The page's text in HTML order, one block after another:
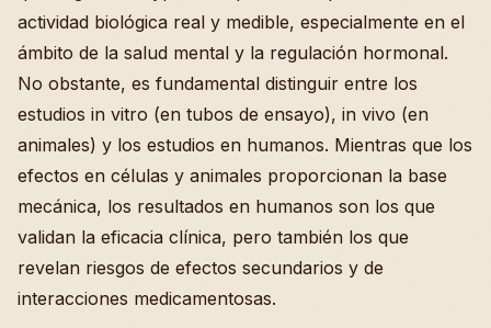
actividad biológica real y medible, especialmente en el
ámbito de la salud mental y la regulación hormonal.
No obstante, es fundamental distinguir entre los
estudios in vitro (en tubos de ensayo), in vivo (en
animales) y los estudios en humanos. Mientras que los
efectos en células y animales proporcionan la base
mecánica, los resultados en humanos son los que
validan la eficacia clínica, pero también los que
revelan riesgos de efectos secundarios y de
interacciones medicamentosas.